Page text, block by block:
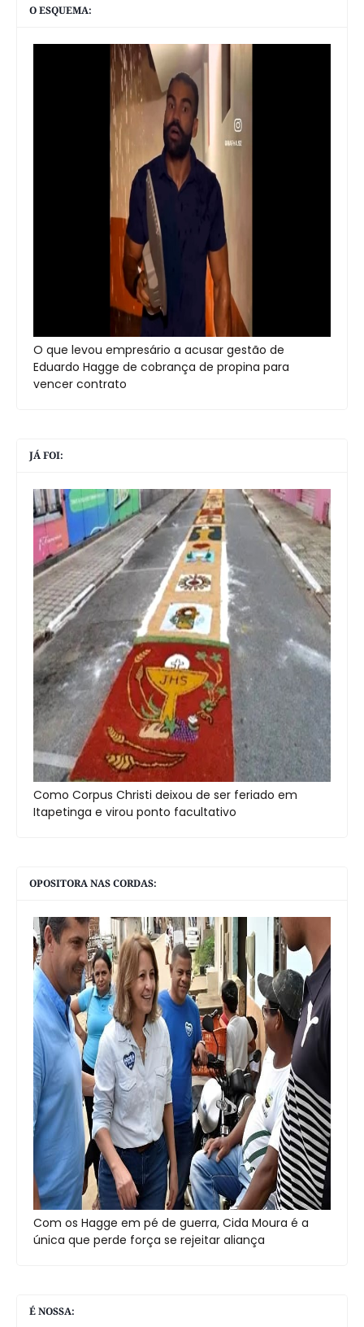
O ESQUEMA:
O que levou empresário a acusar gestão de
Eduardo Hagge de cobrança de propina para
vencer contrato
JÁ FOI:
Como Corpus Christi deixou de ser feriado em
Itapetinga e virou ponto facultativo
OPOSITORA NAS CORDAS:
Com os Hagge em pé de guerra, Cida Moura é a
única que perde força se rejeitar aliança
É NOSSA: